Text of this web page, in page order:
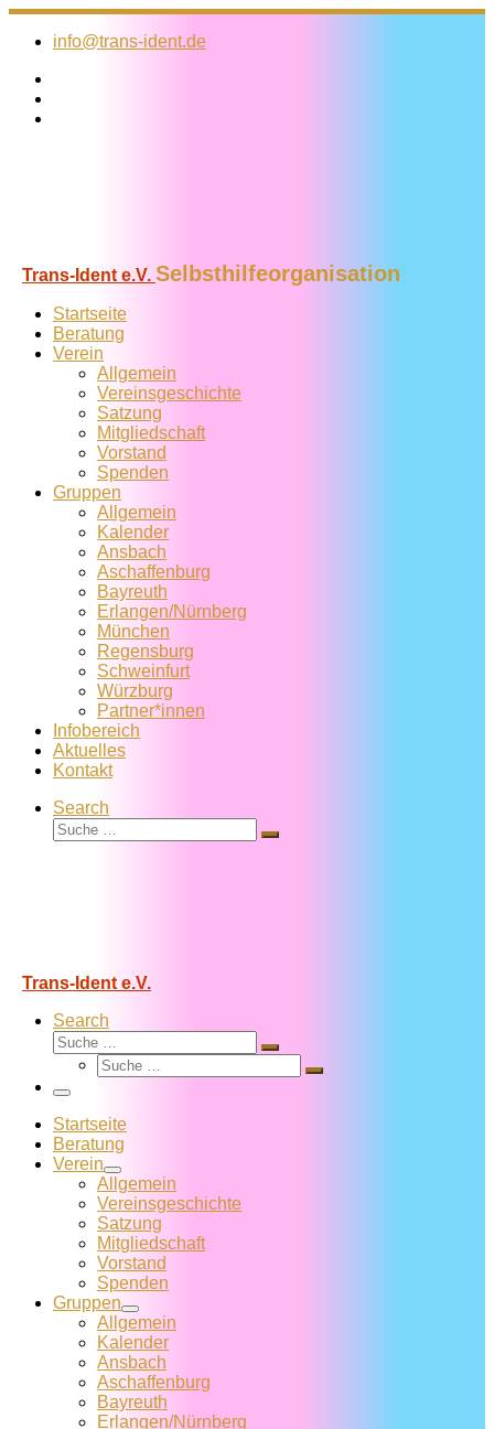
Zum
Inhalt
info@trans-ident.de
Trans-Ident e.V. Selbsthilfeorganisation
Startseite
Beratung
Verein
Allgemein
Vereins­geschichte
Satzung
Mitglied­schaft
Vorstand
Spenden
Gruppen
Allgemein
Kalender
Ansbach
Aschaffenburg
Bayreuth
Erlangen/Nürnberg
München
Regensburg
Schweinfurt
Würzburg
Partner*innen
Infobereich
Aktuelles
Kontakt
Search
Suche
Suche
Trans-Ident e.V.
Search
Suche
Suche
Suche
Suche
Menü
Startseite
Beratung
Verein
Allgemein
Vereins­geschichte
Satzung
Mitglied­schaft
Vorstand
Spenden
Gruppen
Allgemein
Kalender
Ansbach
Aschaffenburg
Bayreuth
Erlangen/Nürnberg